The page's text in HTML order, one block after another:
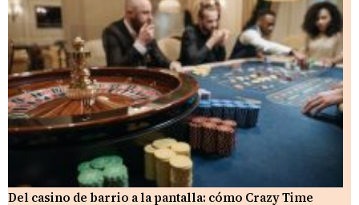
Del casino de barrio a la pantalla: cómo Crazy Time